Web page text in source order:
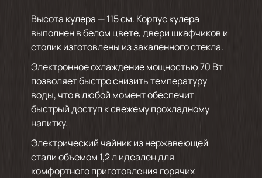
Высота кулера — 115 см. Корпус кулера
выполнен в белом цвете, двери шкафчиков и
столик изготовлены из закаленного стекла.
Электронное охлаждение мощностью 70 Вт
позволяет быстро снизить температуру
воды, что в любой момент обеспечит
быстрый доступ к свежему прохладному
напитку.
Электрический чайник из нержавеющей
стали объемом 1,2 л идеален для
комфортного приготовления горячих